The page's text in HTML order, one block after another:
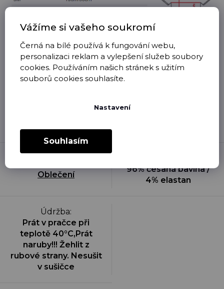
Vážíme si vašeho soukromí
Černá na bílé používá k fungování webu,
personalizaci reklam a vylepšení služeb soubory
cookies. Používáním našich stránek s užitím
souborů cookies souhlasíte.
Nastavení
Souhlasím
Oblečení, které je očividně použité, nošené,
vyprané či jinak poškozené, není možné nám
smlouvy. Úbytek barvy po prvním vyprání je
Oblečení
96% česaná bavlna /
4% elastan
Údržba:
Prát v pračce při
teplotě 40°C,Prát
naruby!!! Žehlit z
rubové strany. Nesušit
v sušičce